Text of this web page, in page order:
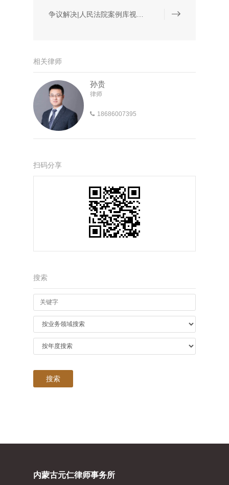
争议解决|人民法院案例库视角下的请托纠纷返还裁判观点
相关律师
孙贵
律师
18686007395
扫码分享
搜索
内蒙古元仁律师事务所